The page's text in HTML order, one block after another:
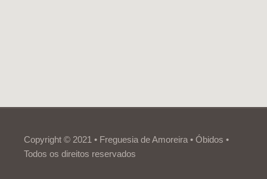
Copyright © 2021 • Freguesia de Amoreira • Óbidos •
Todos os direitos reservados